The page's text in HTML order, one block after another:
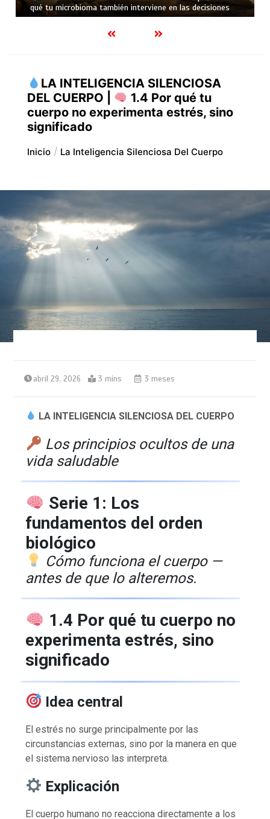
qué tu cuerpo no puede aprovecharlo todo
LA INTELIGENCIA SILENCIOSA
DEL CUERPO |
1.4 Por qué tu
cuerpo no experimenta estrés, sino
significado
Inicio La Inteligencia Silenciosa Del Cuerpo
abril 29, 2026 3 mins 3 meses
LA INTELIGENCIA SILENCIOSA DEL CUERPO
Los principios ocultos de una
vida saludable
Serie 1: Los
fundamentos del orden
biológico
Cómo funciona el cuerpo —
antes de que lo alteremos.
1.4 Por qué tu cuerpo no
experimenta estrés, sino
significado
Idea central
El estrés no surge principalmente por las
circunstancias externas, sino por la manera en que
el sistema nervioso las interpreta.
Explicación
El cuerpo humano no reacciona directamente a los